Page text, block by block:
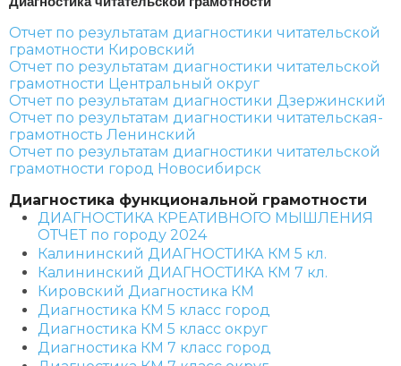
Отчет по результатам диагностики читательской
грамотности Кировский
Отчет по результатам диагностики читательской
грамотности Центральный округ
Отчет по результатам диагностики Дзержинский
Отчет по результатам диагностики читательская-
грамотность Ленинский
Отчет по результатам диагностики читательской
грамотности город Новосибирск
Диагностика функциональной грамотности
ДИАГНОСТИКА КРЕАТИВНОГО МЫШЛЕНИЯ
ОТЧЕТ по городу 2024
Калининский ДИАГНОСТИКА КМ 5 кл.
Калининский ДИАГНОСТИКА КМ 7 кл.
Кировский Диагностика КМ
Диагностика КМ 5 класс город
Диагностика КМ 5 класс округ
Диагностика КМ 7 класс город